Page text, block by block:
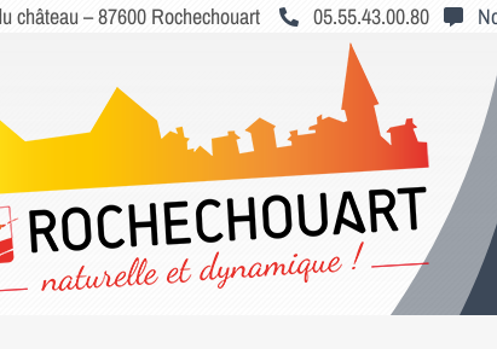
château – 87600 Rochechouart 05.55.43.00.80